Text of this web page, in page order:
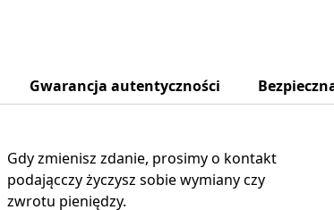
Gwarancja autentyczności
Gdy zmienisz zdanie, prosimy o kontakt
podającczy życzysz sobie wymiany czy
zwrotu pieniędzy.